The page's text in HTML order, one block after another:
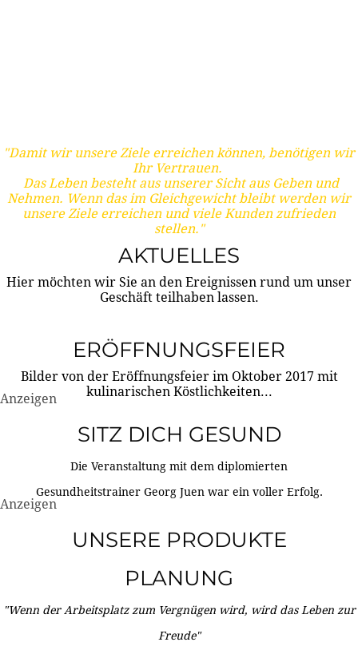
"Damit wir unsere Ziele erreichen können, benötigen wir
Ihr Vertrauen.
Das Leben besteht aus unserer Sicht aus Geben und
Nehmen. Wenn das im Gleichgewicht bleibt werden wir
unsere Ziele erreichen und viele Kunden zufrieden
stellen."
AKTUELLES
Hier möchten wir Sie an den Ereignissen rund um unser
Geschäft teilhaben lassen.
ERÖFFNUNGSFEIER
Bilder von der Eröffnungsfeier im Oktober 2017 mit
kulinarischen Köstlichkeiten...
Anzeigen
SITZ DICH GESUND
Die Veranstaltung mit dem diplomierten
Gesundheitstrainer Georg Juen war ein voller Erfolg.
Anzeigen
UNSERE PRODUKTE
PLANUNG
"Wenn der Arbeitsplatz zum Vergnügen wird, wird das Leben zur
Freude"